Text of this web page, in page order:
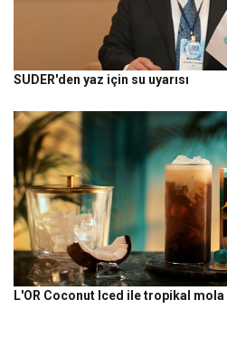
SUDER'den yaz için su uyarısı
L'OR Coconut Iced ile tropikal mola